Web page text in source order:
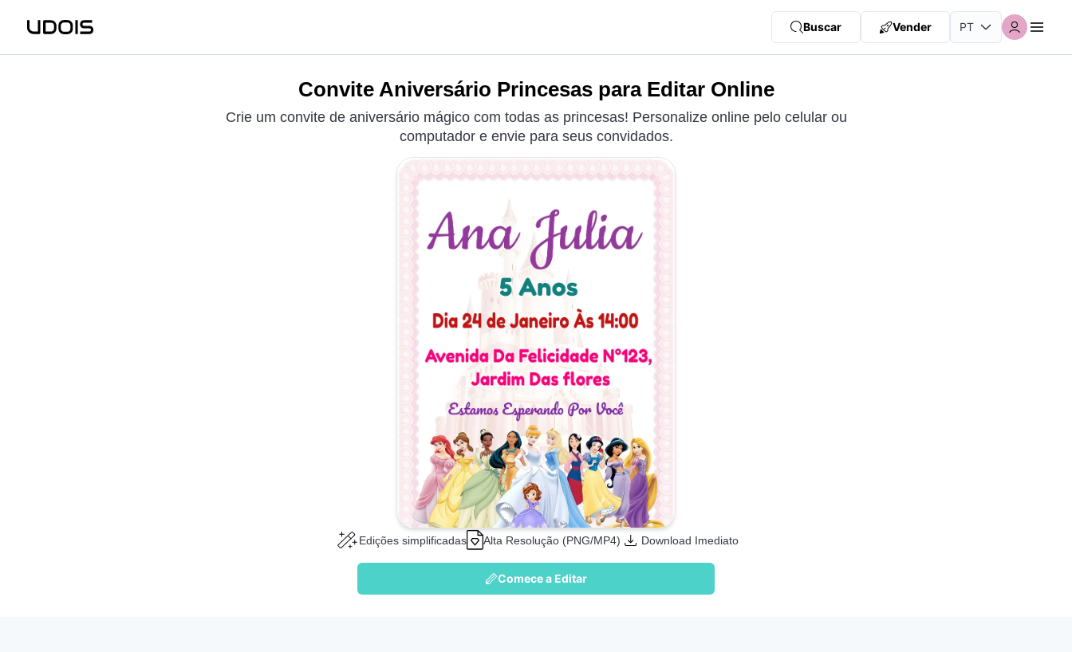
Buscar Vender
Convite Aniversário Princesas para Editar Online
Crie um convite de aniversário mágico com todas as princesas! Personalize online pelo celular ou
computador e envie para seus convidados.
Edições simplificadas Alta Resolução (PNG/MP4) Download Imediato
Comece a Editar